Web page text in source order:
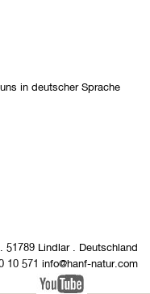
in deutscher Sprache
51789 Lindlar . Deutschland
10 571 info@hanf-natur.com